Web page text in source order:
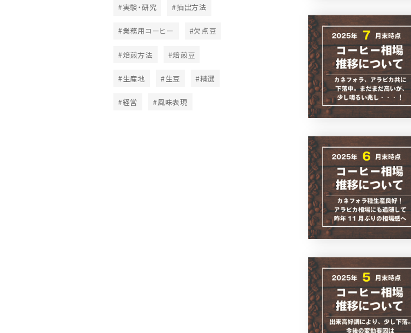
#実験・研究 #抽出方法
#業務用コーヒー #欠点豆
#焙煎方法 #焙煎豆
#生産地 #生豆 #精選
#経営 #風味表現